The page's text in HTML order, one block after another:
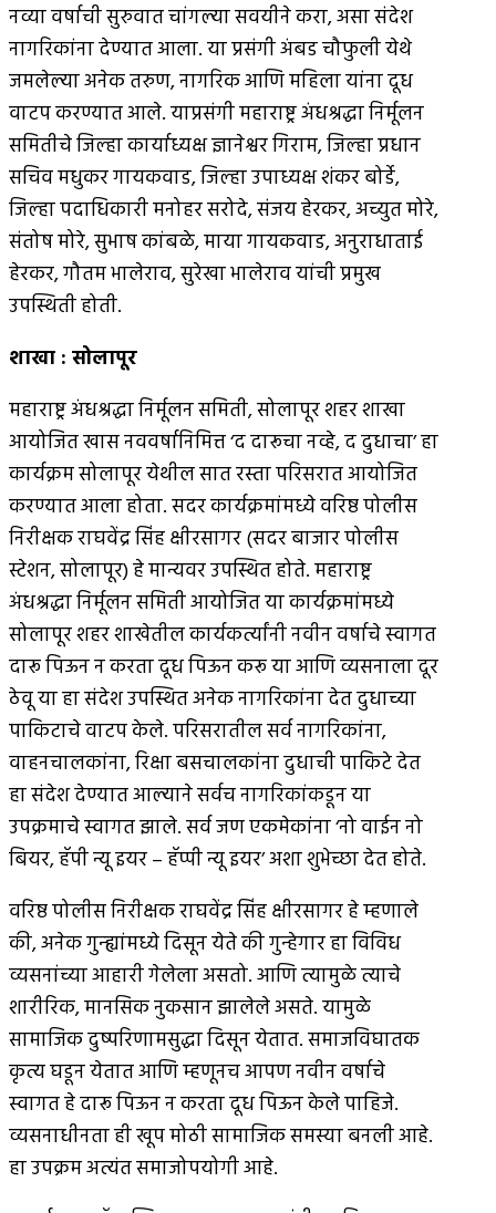
नव्या वर्षाची सुरुवात चांगल्या सवयीने करा, असा संदेश
नागरिकांना देण्यात आला. या प्रसंगी अंबड चौफुली येथे
जमलेल्या अनेक तरुण, नागरिक आणि महिला यांना दूध
वाटप करण्यात आले. याप्रसंगी महाराष्ट्र अंधश्रद्धा निर्मूलन
समितीचे जिल्हा कार्याध्यक्ष ज्ञानेश्वर गिराम, जिल्हा प्रधान
सचिव मधुकर गायकवाड, जिल्हा उपाध्यक्ष शंकर बोर्डे,
जिल्हा पदाधिकारी मनोहर सरोदे, संजय हेरकर, अच्युत मोरे,
संतोष मोरे, सुभाष कांबळे, माया गायकवाड, अनुराधाताई
हेरकर, गौतम भालेराव, सुरेखा भालेराव यांची प्रमुख
उपस्थिती होती.
शाखा : सोलापूर
महाराष्ट्र अंधश्रद्धा निर्मूलन समिती, सोलापूर शहर शाखा
आयोजित खास नववर्षानिमित्त ‘द दारूचा नव्हे, द दुधाचा’ हा
कार्यक्रम सोलापूर येथील सात रस्ता परिसरात आयोजित
करण्यात आला होता. सदर कार्यक्रमांमध्ये वरिष्ठ पोलीस
निरीक्षक राघवेंद्र सिंह क्षीरसागर (सदर बाजार पोलीस
स्टेशन, सोलापूर) हे मान्यवर उपस्थित होते. महाराष्ट्र
अंधश्रद्धा निर्मूलन समिती आयोजित या कार्यक्रमांमध्ये
सोलापूर शहर शाखेतील कार्यकर्त्यांनी नवीन वर्षाचे स्वागत
दारू पिऊन न करता दूध पिऊन करू या आणि व्यसनाला दूर
ठेवू या हा संदेश उपस्थित अनेक नागरिकांना देत दुधाच्या
पाकिटाचे वाटप केले. परिसरातील सर्व नागरिकांना,
वाहनचालकांना, रिक्षा बसचालकांना दुधाची पाकिटे देत
हा संदेश देण्यात आल्याने सर्वच नागरिकांकडून या
उपक्रमाचे स्वागत झाले. सर्व जण एकमेकांना ‘नो वाईन नो
बियर, हॅपी न्यू इयर – हॅप्पी न्यू इयर’ अशा शुभेच्छा देत होते.
वरिष्ठ पोलीस निरीक्षक राघवेंद्र सिंह क्षीरसागर हे म्हणाले
की, अनेक गुन्ह्यांमध्ये दिसून येते की गुन्हेगार हा विविध
व्यसनांच्या आहारी गेलेला असतो. आणि त्यामुळे त्याचे
शारीरिक, मानसिक नुकसान झालेले असते. यामुळे
सामाजिक दुष्परिणामसुद्धा दिसून येतात. समाजविघातक
कृत्य घडून येतात आणि म्हणूनच आपण नवीन वर्षाचे
स्वागत हे दारू पिऊन न करता दूध पिऊन केले पाहिजे.
व्यसनाधीनता ही खूप मोठी सामाजिक समस्या बनली आहे.
हा उपक्रम अत्यंत समाजोपयोगी आहे.